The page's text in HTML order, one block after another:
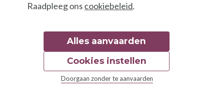
Raadpleeg ons cookiebeleid.
Alles aanvaarden
Doorgaan zonder te aanvaarden
Cookies instellen
© 2026 Good Food
Wettelijke bepalingen